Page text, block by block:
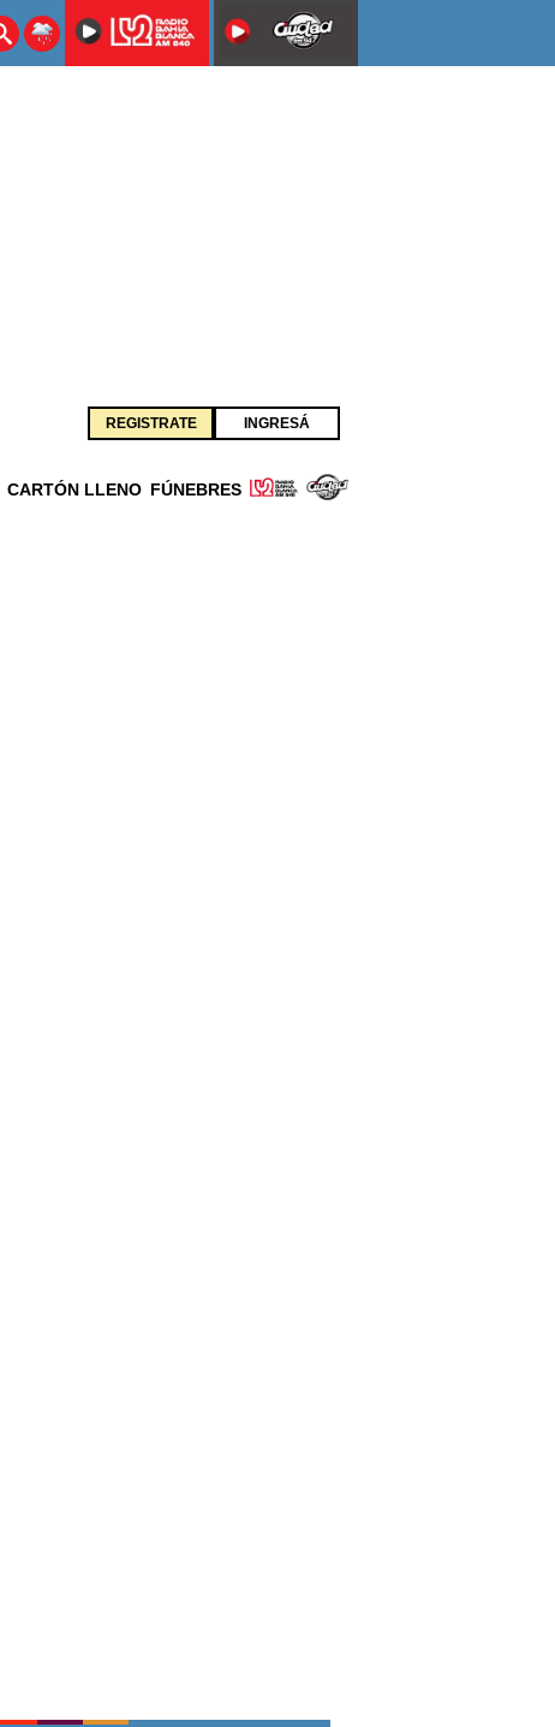
REGISTRATE INGRESÁ
CARTÓN LLENO FÚNEBRES